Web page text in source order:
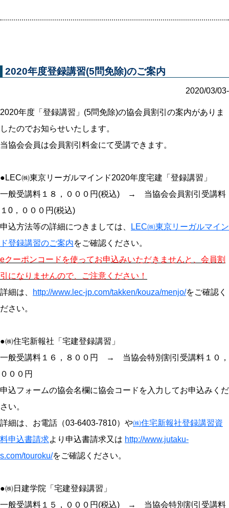
2020年度登録講習(5問免除)のご案内
2020/03/03-
2020年度「登録講習」(5問免除)の協会員割引の案内がありま
したのでお知らせいたします。
当協会会員は会員割引料金にて受講できます。
●LEC㈱東京リーガルマインド2020年度宅建「登録講習」
一般受講料１８，０００円(税込) → 当協会会員割引受講料
１0，０００円(税込)
申込方法等の詳細につきましては、
LEC㈱東京リーガルマイン
ド登録講習のご案内をご確認ください。
eクーポンコードを使ってお申込みいただきませんと、会員割
引になりませんので、ご注意ください！
詳細は、
http://www.lec-jp.com/takken/kouza/menjo/をご確認く
ださい。
●㈱住宅新報社「宅建登録講習」
一般受講料１６，８００円 → 当協会特別割引受講料１０，
０００円
申込フォームの協会名欄に協会コードを入力してお申込みくだ
さい。
詳細は、お電話（03-6403-7810）や㈱住宅新報社登録講習資
料申込書請求より申込書請求又は http://www.jutaku-
s.com/touroku/をご確認ください。
●㈱日建学院「宅建登録講習」
一般受講料１５，０００円(税込) → 当協会特別割引受講料